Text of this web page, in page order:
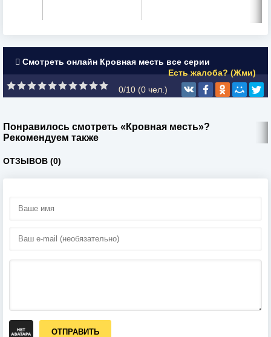
Смотреть онлайн Кровная месть все серии
Есть жалоба? (Жми)
0/10 (0 чел.)
Понравилось смотреть «Кровная месть»?
Рекомендуем также
ОТЗЫВОВ (0)
ОТПРАВИТЬ